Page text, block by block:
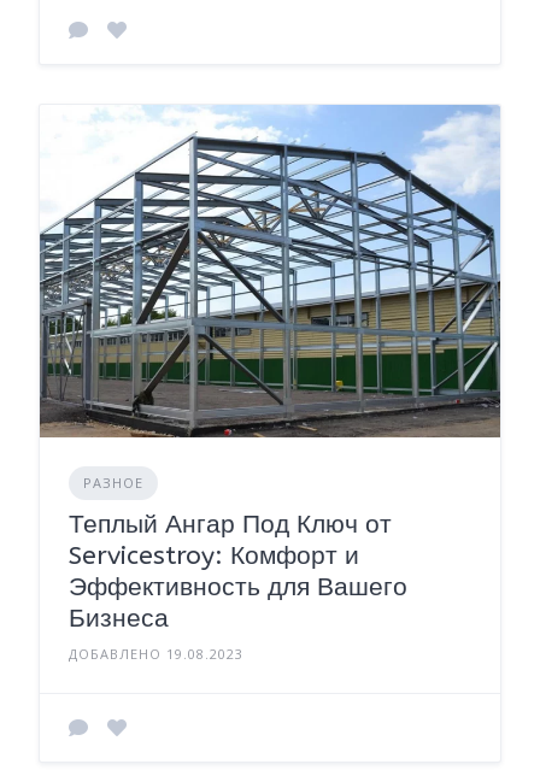
РАЗНОЕ
Теплый Ангар Под Ключ от
Servicestroy: Комфорт и
Эффективность для Вашего
Бизнеса
ДОБАВЛЕНО 19.08.2023